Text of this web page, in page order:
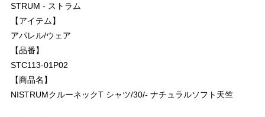
STRUM - ストラム
【アイテム】
アパレル/ウェア
【品番】
STC113-01P02
【商品名】
NISTRUMクルーネックT シャツ/30/- ナチュラルソフト天竺